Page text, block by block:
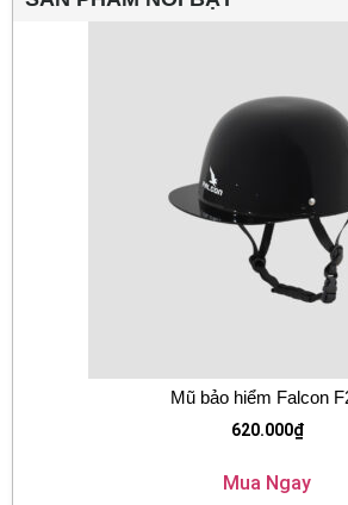
Mũ bảo hiểm Falcon
620.000₫
Mua Ngay